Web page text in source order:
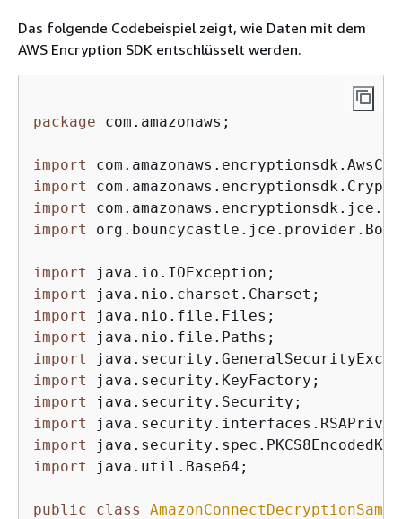
Das folgende Codebeispiel zeigt, wie Daten mit dem
AWS Encryption SDK entschlüsselt werden.
package com.amazonaws;
import
import
import
import
import
import
import
import
import
import
import
import
import
import
java.util.Base64;
public class